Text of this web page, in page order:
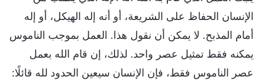
الإنسان الحفاظ على الشريعة، أو أنه إله الهيكل، أو إله
أمام المذبح. لا يمكن أن نقول هذا. العمل بموجب الناموس
يمكنه فقط تمثيل عصر واحد. لذلك، إن قام الله بعمل
عصر الناموس فقط، فإن الإنسان سيعين الحدود لله قائلًا: